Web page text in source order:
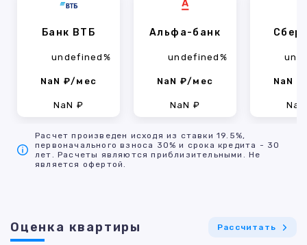
Банк ВТБ
undefined%
NaN ₽/мес
NaN ₽
Альфа-банк
undefined%
NaN ₽/мес
NaN ₽
NaN
Расчет произведен исходя из ставки 19.5%,
первоначального взноса 30% и срока кредита - 30
лет. Расчеты являются приблизительными. Не
является офертой.
Оценка квартиры Рассчитать